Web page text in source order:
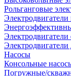
Рольганговые
Электродвигатели
Насосы
Консольные
Погружные/